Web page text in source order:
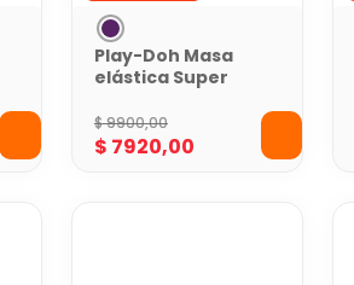
Play-Doh Masa
elástica Super
$9900,00
$ 7920,00